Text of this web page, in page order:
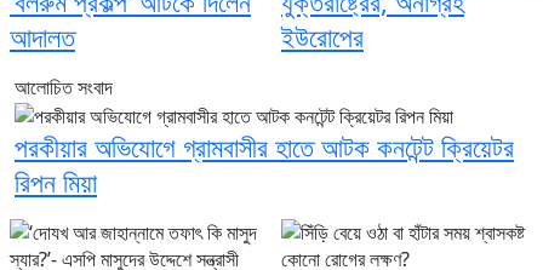
আদালত
ইউরোপের
আলোচিত সংবাদ
পরকীয়ার অভিযোগে গ্রামবাসীর হাতে আটক কনটেন্ট ক্রিয়েটর
রিপন মিয়া